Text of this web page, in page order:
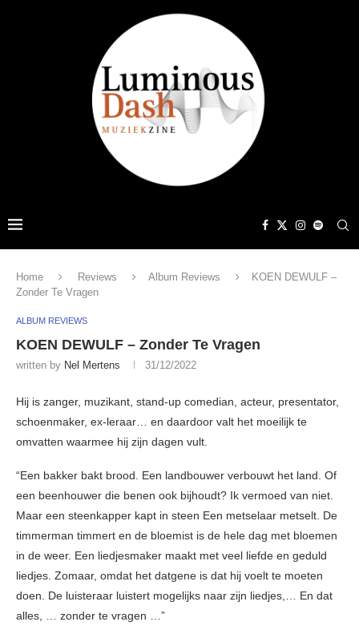
Home Reviews Album Reviews
KOEN DEWULF –
Zonder Te Vragen
ALBUM REVIEWS
KOEN DEWULF – Zonder Te Vragen
written by Nel Mertens 31/12/2022
Hij is zanger, muzikant, stand-up comedian, acteur, presentator,
schoenmaker, ex-leraar… en daardoor valt het moeilijk te
omvatten waarmee hij zijn dagen vult.
“Een bakker bakt brood. Een landbouwer verbouwt het land. Of
een beenhouwer die benen ook bijhoudt? Ik vermoed van niet.
Maar een steenkapper kapt in steen Een metselaar metselt. De
timmerman timmert en de bloemist is de hele dag met bloemen
in de weer. Een liedjesmaker maakt met veel liefde en geduld
liedjes. Zomaar, omdat het datgene is dat hij voelt te moeten
doen. De luisteraar luistert mogelijks naar zijn liedjes,… En dat
alles, … zonder te vragen …”